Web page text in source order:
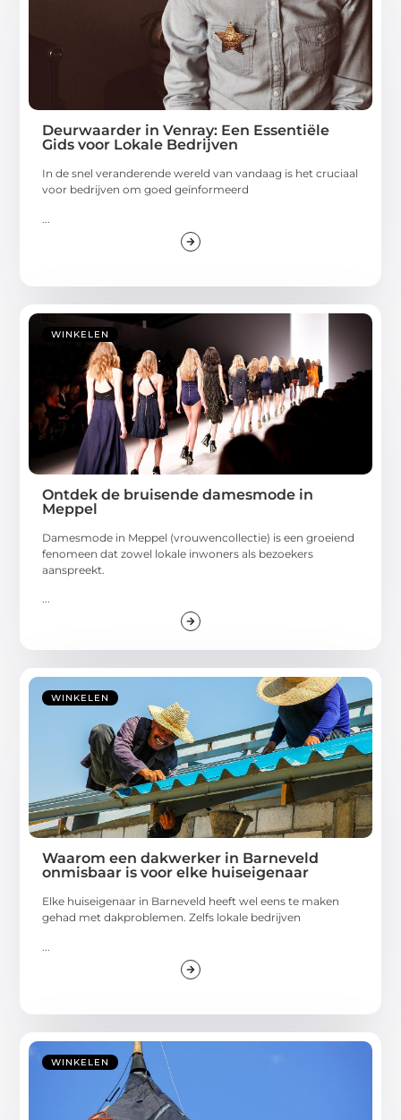
Deurwaarder in Venray: Een Essentiële
Gids voor Lokale Bedrijven
In de snel veranderende wereld van vandaag is het cruciaal
voor bedrijven om goed geïnformeerd
WINKELEN
Ontdek de bruisende damesmode in
Meppel
Damesmode in Meppel (vrouwencollectie) is een groeiend
fenomeen dat zowel lokale inwoners als bezoekers
aanspreekt.
...
WINKELEN
Waarom een dakwerker in Barneveld
onmisbaar is voor elke huiseigenaar
Elke huiseigenaar in Barneveld heeft wel eens te maken
gehad met dakproblemen. Zelfs lokale bedrijven
WINKELEN